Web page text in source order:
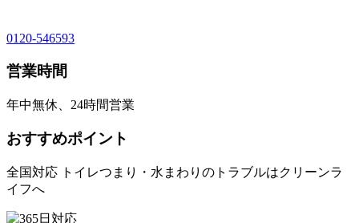
0120-546593
営業時間
年中無休、24時間営業
おすすめポイント
全国対応 トイレつまり・水まわりのトラブルはクリーンラ
イフへ